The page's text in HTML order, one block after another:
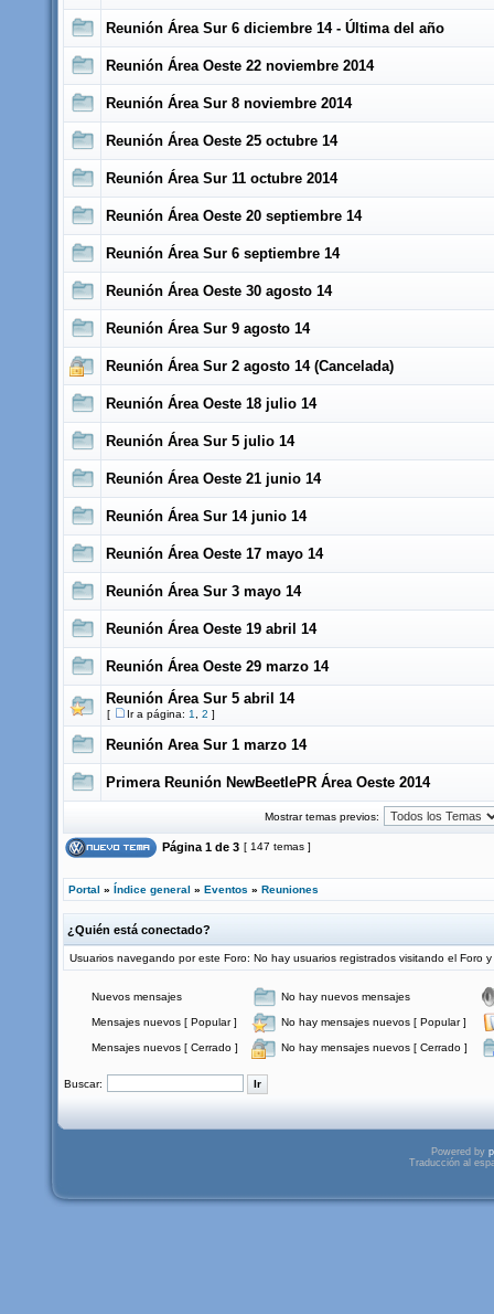
Reunión Área Sur 6 diciembre 14 - Última del año
Reunión Área Oeste 22 noviembre 2014
Reunión Área Sur 8 noviembre 2014
Reunión Área Oeste 25 octubre 14
Reunión Área Sur 11 octubre 2014
Reunión Área Oeste 20 septiembre 14
Reunión Área Sur 6 septiembre 14
Reunión Área Oeste 30 agosto 14
Reunión Área Sur 9 agosto 14
Reunión Área Sur 2 agosto 14 (Cancelada)
Reunión Área Oeste 18 julio 14
Reunión Área Sur 5 julio 14
Reunión Área Oeste 21 junio 14
Reunión Área Sur 14 junio 14
Reunión Área Oeste 17 mayo 14
Reunión Área Sur 3 mayo 14
Reunión Área Oeste 19 abril 14
Reunión Área Oeste 29 marzo 14
Reunión Área Sur 5 abril 14
[ Ir a página: 1 2 ]
Reunión Area Sur 1 marzo 14
Primera Reunión NewBeetlePR Área Oeste 2014
Mostrar temas previos:
Página 1 de 3 [ 147 temas ]
Portal » Índice general » Eventos » Reuniones
¿Quién está conectado?
Usuarios navegando por este Foro: No hay usuarios registrados visitando el Foro
Nuevos mensajes No hay nuevos mensajes
Mensajes nuevos [ Popular ] No hay mensajes nuevos [ Popular ]
Mensajes nuevos [ Cerrado ] No hay mensajes nuevos [ Cerrado ]
Buscar:
Powered by
Traducción al